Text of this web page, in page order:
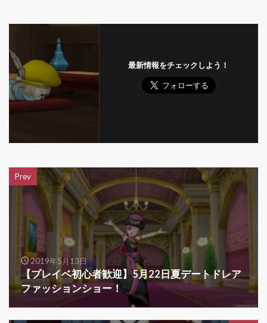
最新情報をチェックしよう！
Prev
2019年5月13日
【プレイベ初心者歓迎】5月22日夏デートドレア
ファッションショー！